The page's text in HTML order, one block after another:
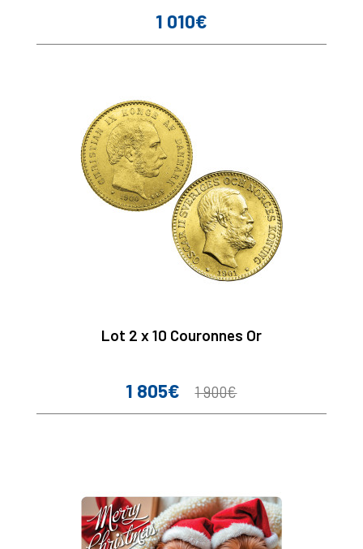
Prix
1 010€
Lot 2 x 10 Couronnes Or
Prix
1 805€
Prix
1 900€